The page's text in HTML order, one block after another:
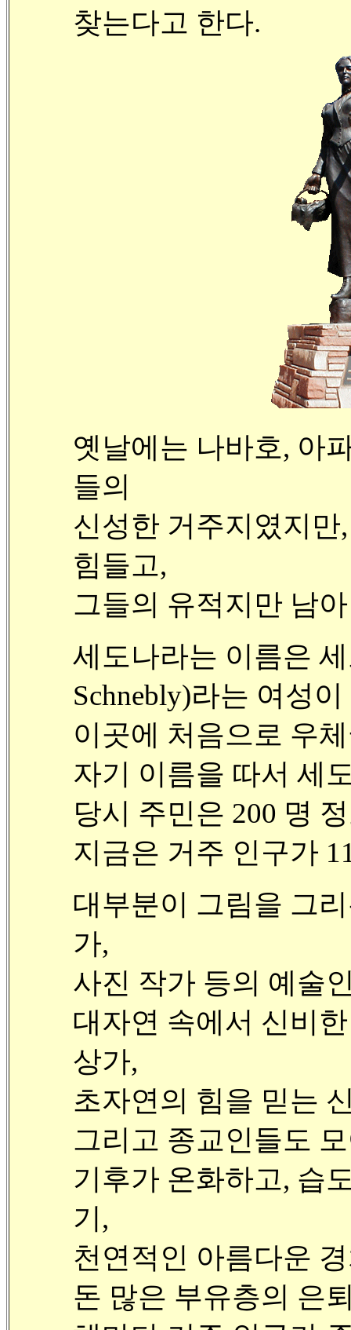
찾는다고 한다.
옛날에는 나바호, 아
들의
신성한 거주지였지
힘들고,
그들의 유적지만 남
세도나라는 이름은
Schnebly)라는 여성이
이곳에 처음으로 우
자기 이름을 따서 세
당시 주민은 200 명
지금은 거주 인구가
대부분이 그림을 그
가,
사진 작가 등의 예술
대자연 속에서 신비
상가,
초자연의 힘을 믿는
그리고 종교인들도
기후가 온화하고, 습
기,
천연적인 아름다운
돈 많은 부유층의 은